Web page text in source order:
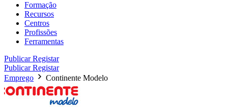
Formação
Recursos
Centros
Profissões
Ferramentas
PublicarRegistar
PublicarRegistar
Emprego
Continente Modelo